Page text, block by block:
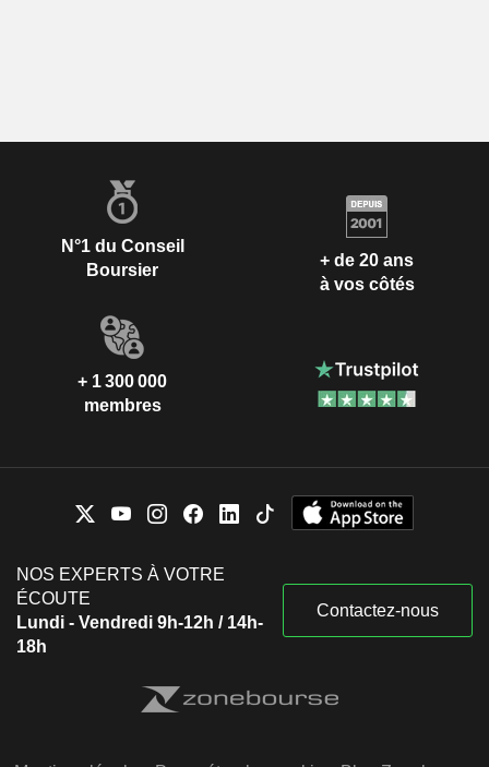
N°1 du Conseil
Boursier
+ de 20 ans
à vos côtés
+ 1 300 000
membres
NOS EXPERTS À VOTRE
ÉCOUTE
Lundi - Vendredi 9h-12h / 14h-
18h
Contactez-nous